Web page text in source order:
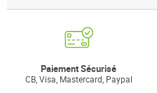
Paiement Sécurisé
CB, Visa, Mastercard, Paypal